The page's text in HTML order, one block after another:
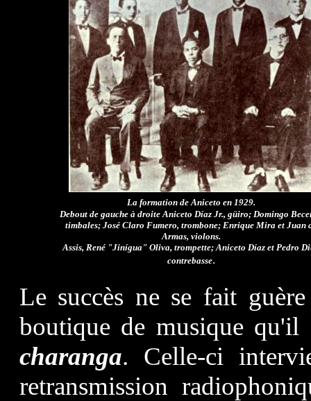
La formation de Aniceto en 1929.
Debout de gauche à droite Aniceto Díaz Jr., güiro; Domingo
timbales; José Claro Fumero, trombone; Enrique Mira et Juan
Armas, violons.
Assis, René "Jinígua" Oliva, trompette; Aniceto Díaz et Pedro
contrebasse.
Le succès ne se fait
boutique de musique qu'il
charanga. Celle-ci
retransmission